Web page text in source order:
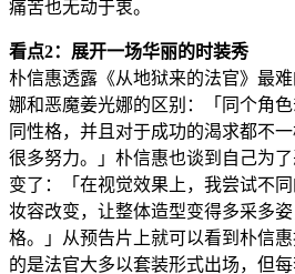
痛苦也无动于衷。
看点2：展开一场华丽的时装秀
朴信惠透露《从地狱来的法官》最
娜和恶魔姜光娜的区别：「同个角
同性格，并且对于成功的渴求都不
很多努力。」朴信惠也谈到自己为
变了：「在视觉效果上，我尝试不
妆容改变，让整体造型变得多采多
格。」从预告片上就可以看到朴信
的是法官大多以套装形式出场，但